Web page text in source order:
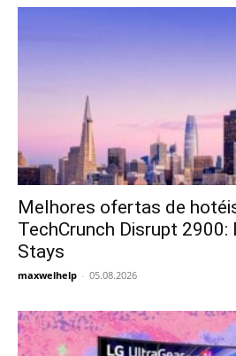
Melhores ofertas de
TechCrunch Disrupt
Stays
maxwelhelp - 05.08.2026